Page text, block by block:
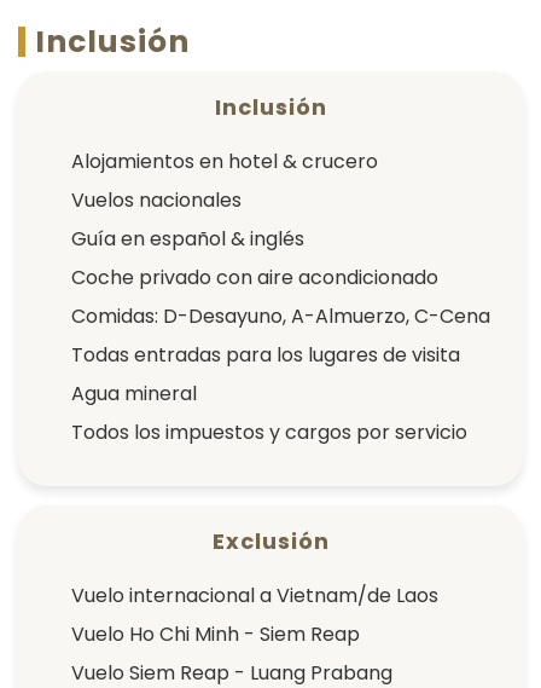
Inclusión
Inclusión
Alojamientos en hotel & crucero
Vuelos nacionales
Guía en español & inglés
Coche privado con aire acondicionado
Comidas: D-Desayuno, A-Almuerzo, C-Cena
Todas entradas para los lugares de visita
Agua mineral
Todos los impuestos y cargos por servicio
Exclusión
Vuelo internacional a Vietnam/de Laos
Vuelo Ho Chi Minh - Siem Reap
Vuelo Siem Reap - Luang Prabang